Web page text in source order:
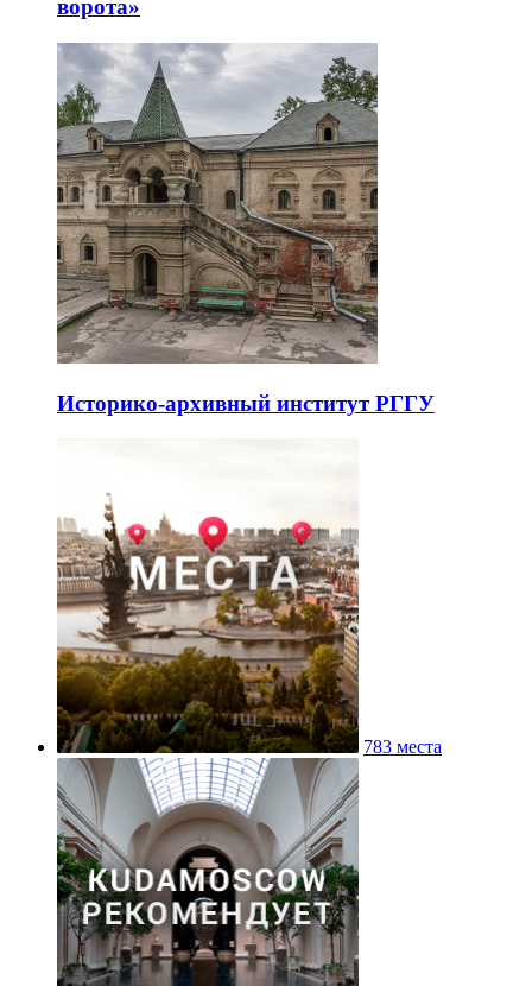
ворота»
Историко-архивный институт РГГУ
783 места